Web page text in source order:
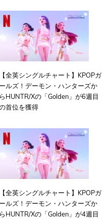
【全英シングルチャート】KPOPガ
ールズ！デーモン・ハンターズか
らHUNTR/Xの「Golden」が6週目
首位を獲得
【全英シングルチャート】KPOPガ
ールズ！デーモン・ハンターズか
らHUNTR/Xの「Golden」が4週目